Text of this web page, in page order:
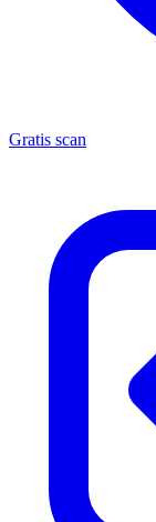
Gratis scan